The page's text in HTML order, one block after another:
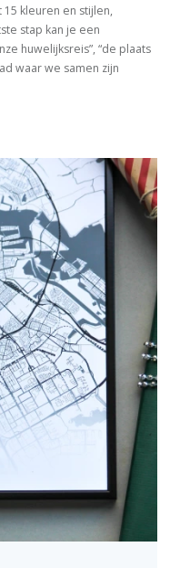
kleuren en stijlen,
stap kan je een
huwelijksreis”, “de plaats
waar we samen zijn